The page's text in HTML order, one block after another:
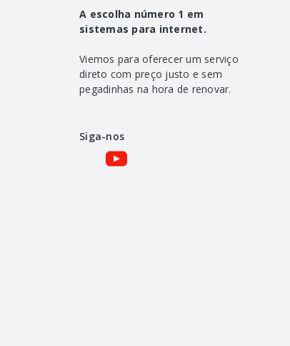
A escolha número 1 em
sistemas para internet.
Viemos para oferecer um serviço
direto com preço justo e sem
pegadinhas na hora de renovar.
Siga-nos